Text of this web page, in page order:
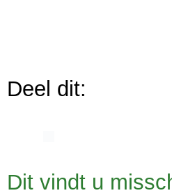
Deel dit:
Dit vindt u